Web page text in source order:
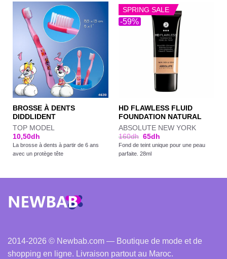
BROSSE À DENTS
DIDDLIDENT
TOP MODEL
10,50dh
La brosse à dents à partir de 6 ans
avec un protège tête
-59%
SPRING SALE
HD FLAWLESS FLUID
FOUNDATION NATURAL
ABSOLUTE NEW YORK
160dh 65dh
Fond de teint unique pour une peau
parfaite. 28ml
2014-2026 © Newbab.com — Boutique de mode et de
shopping en ligne. Livraison partout au Maroc.